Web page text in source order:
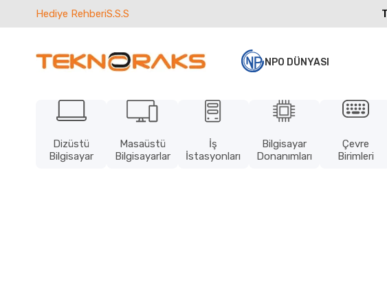
Hediye RehberiS.S.S
NPO DÜNYASI
Dizüstü
Bilgisayar
Masaüstü
Bilgisayarlar
İş
İstasyonları
Bilgisayar
Donanımları
Çevre
Birimleri